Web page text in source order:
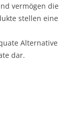
vermögen die
stellen eine
Alternative
dar.